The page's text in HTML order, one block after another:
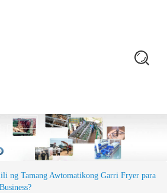
ng Tamang Awtomatikong Garri Fryer para